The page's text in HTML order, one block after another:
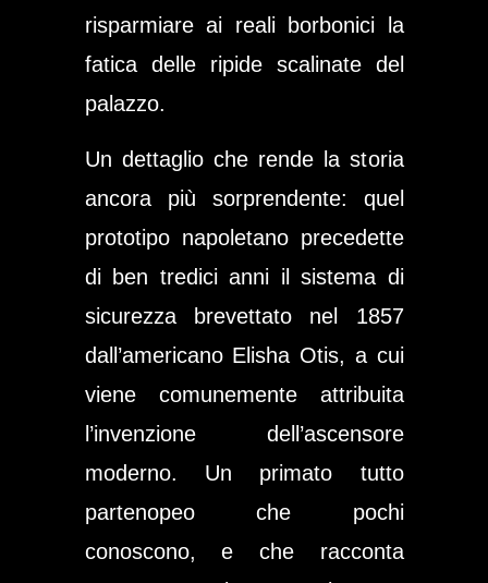
risparmiare ai reali borbonici la
fatica delle ripide scalinate del
palazzo.
Un dettaglio che rende la storia
ancora più sorprendente: quel
prototipo napoletano precedette
di ben tredici anni il sistema di
sicurezza brevettato nel 1857
dall’americano Elisha Otis, a cui
viene comunemente attribuita
l’invenzione dell’ascensore
moderno. Un primato tutto
partenopeo che pochi
conoscono, e che racconta